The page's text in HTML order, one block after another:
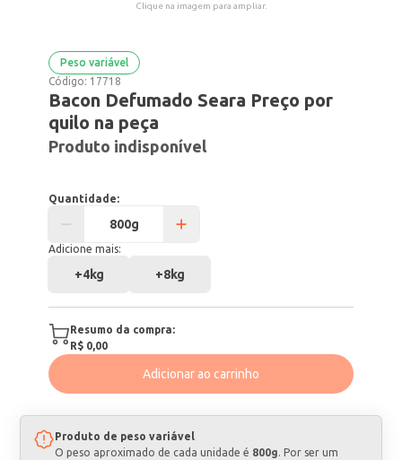
Clique na imagem para ampliar.
Peso variável
Código: 17718
Bacon Defumado Seara Preço por
quilo na peça
Produto indisponível
Quantidade:
Adicione mais:
+4kg +8kg
Resumo da compra:
R$ 0,00
Adicionar ao carrinho
Produto de peso variável
O peso aproximado de cada unidade é 800g. Por ser um